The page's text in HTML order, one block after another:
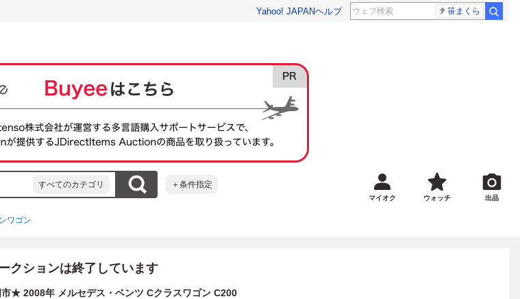
Yahoo! JAPANヘルプ 笹まくら
すべてのカテゴリ ＋条件指定
マイオク ウォッチ 出品
ワゴン
クションは終了しています
★ 2008年 メルセデス・ベンツ Cクラスワゴン C200